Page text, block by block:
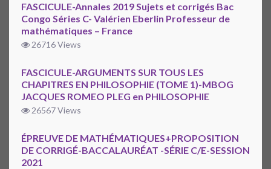
FASCICULE-Annales 2019 Sujets et corrigés Bac
Congo Séries C- Valérien Eberlin Professeur de
mathématiques – France
26716 Views
FASCICULE-ARGUMENTS SUR TOUS LES
CHAPITRES EN PHILOSOPHIE (TOME 1)-MBOG
JACQUES ROMEO PLEG en PHILOSOPHIE
26567 Views
ÉPREUVE DE MATHÉMATIQUES+PROPOSITION
DE CORRIGÉ-BACCALAURÉAT -SÉRIE C/E-SESSION
2021